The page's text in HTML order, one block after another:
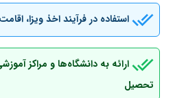
استفاده در فرآیند اخذ ویزا،
ارائه به دانشگاه‌ها و مراکز
تحصیل